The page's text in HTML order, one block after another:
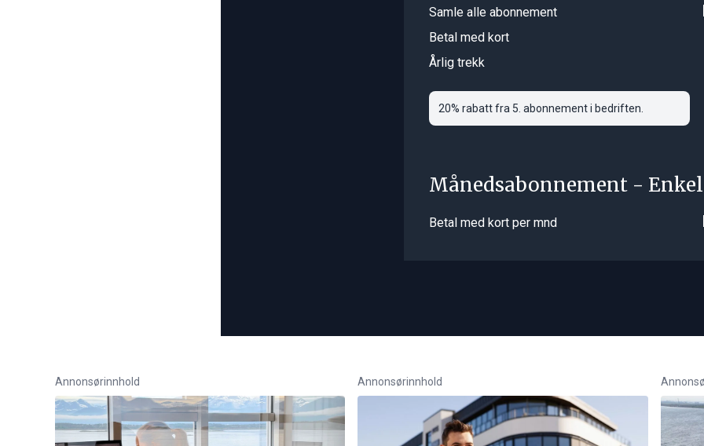
Samle alle abonnement
Betal med kort
Årlig trekk
20% rabatt fra 5. abonnement i bedriften.
Månedsabonnement -
Betal med kort per mnd
Annonsørinnhold Annonsørinnhold